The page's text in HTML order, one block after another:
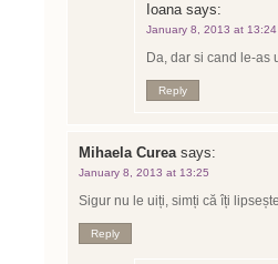
Ioana says:
January 8, 2013 at 13:24
Da, dar si cand le-
Reply
Mihaela Curea says:
January 8, 2013 at 13:25
Sigur nu le uiți, simți că îți
Reply